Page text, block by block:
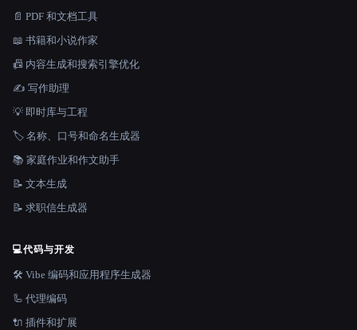
📄 PDF 和文档工具
📖 书籍和小说作家
📠 内容生成和搜索引擎优化
✍️ 写作助理
💡 即时库与工程
🏷️ 名称、口号和命名生成器
📚 家庭作业和作文助手
📝 文本生成
📝 求职信生成器
💻代码与开发
🛠️ Vibe 编码和应用程序生成器
🦾 代理编码
🔌 插件和扩展